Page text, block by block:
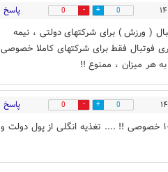
0
0 پاسخ
( ورزش ) برای شرکتهای دولتی ، نیمه
فوتبال فقط برای شرکتهای کاملا خصوصی
هر میزان ، ممنوع !!
0
0 پاسخ
باشگاه داری حرفه ای فقط برای شرکتهای ۱۰۰ در ۱۰۰ خصوصی !! .... تغذیه انگلی از پول دولت و